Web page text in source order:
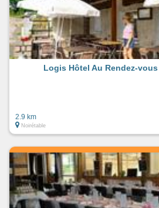
Logis Hôtel Au Rendez-
2.9 km
Noirétable